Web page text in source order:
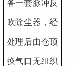
备一套脉冲反
吹除尘器，经
处理后由仓顶
换气口无组织